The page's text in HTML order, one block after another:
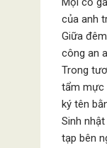
của anh
Giữa
công an
Trong
tẩm mực
ký tên
Sinh
tạp bên